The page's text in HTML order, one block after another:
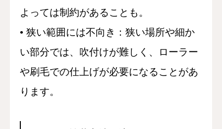
よっては制約があることも。
• 狭い範囲には不向き：狭い場所や細か
い部分では、吹付けが難しく、ローラー
や刷毛での仕上げが必要になることがあ
ります。